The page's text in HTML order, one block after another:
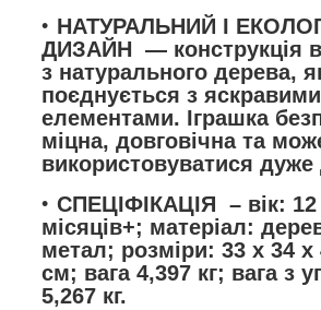
НАТУРАЛЬНИЙ І
ДИЗАЙН — конструкція
з натурального дерева,
поєднується з яскравими
елементами. Іграшка
міцна, довговічна та
використовуватися дуже
СПЕЦІФІКАЦІЯ – вік: 12
місяців+; матеріал:
метал; розміри: 33 х 34 х
см; вага 4,397 кг; вага з
5,267 кг.